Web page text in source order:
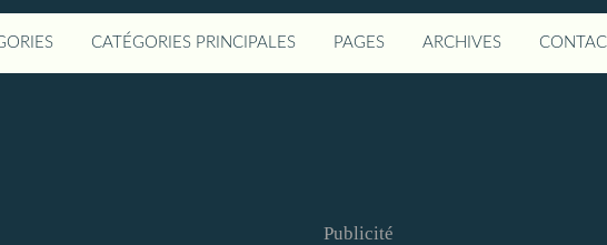
CATÉGORIES PRINCIPALES PAGES ARCHIVES
Publicité